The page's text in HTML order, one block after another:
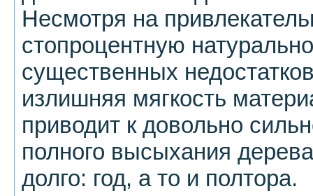
Несмотря на
стопроцентную
существенных
излишняя мягкость
приводит к довольно
полного высыхания
долго: год, а то и полтора.